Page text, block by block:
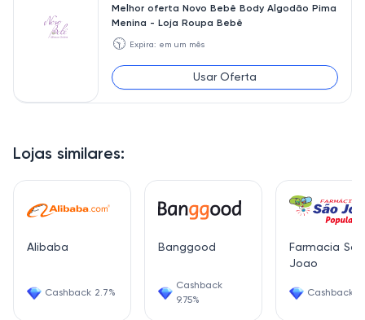
Lojas similares:
Alibaba
Cashback 2.7%
Banggood
Cashback
9.75%
Farmacia Sao
Joao
Cashback
Melhor oferta Novo Bebê Body Algodão Pima
Menina - Loja Roupa Bebê
🕥 Expira: em um mês
Usar Oferta